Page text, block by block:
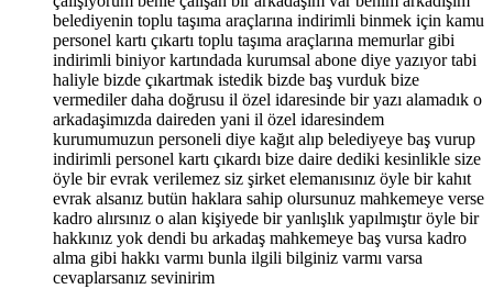
belediyenin toplu taşıma araçlarına indirimli binmek için kamu
personel kartı çıkartı toplu taşıma araçlarına memurlar gibi
indirimli biniyor kartındada kurumsal abone diye yazıyor tabi
haliyle bizde çıkartmak istedik bizde baş vurduk bize
vermediler daha doğrusu il özel idaresinde bir yazı alamadık o
arkadaşimızda daireden yani il özel idaresindem
kurumumuzun personeli diye kağıt alıp belediyeye baş vurup
indirimli personel kartı çıkardı bize daire dediki kesinlikle size
öyle bir evrak verilemez siz şirket elemanısınız öyle bir kahıt
evrak alsanız butün haklara sahip olursunuz mahkemeye verse
kadro alırsınız o alan kişiyede bir yanlışlık yapılmıştır öyle bir
hakkınız yok dendi bu arkadaş mahkemeye baş vursa kadro
alma gibi hakkı varmı bunla ilgili bilginiz varmı varsa
cevaplarsanız sevinirim